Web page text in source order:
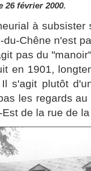
26 février 2000.
à subsister
Chêne n'est
pas du
en 1901,
s'agit plutôt
les regards
de la rue de